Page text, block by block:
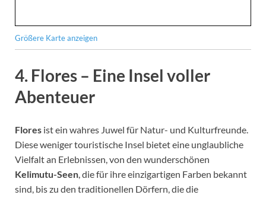
Größere Karte anzeigen
4. Flores – Eine Insel voller
Abenteuer
Flores ist ein wahres Juwel für Natur- und Kulturfreunde.
Diese weniger touristische Insel bietet eine unglaubliche
Vielfalt an Erlebnissen, von den wunderschönen
Kelimutu-Seen, die für ihre einzigartigen Farben bekannt
sind, bis zu den traditionellen Dörfern, die die